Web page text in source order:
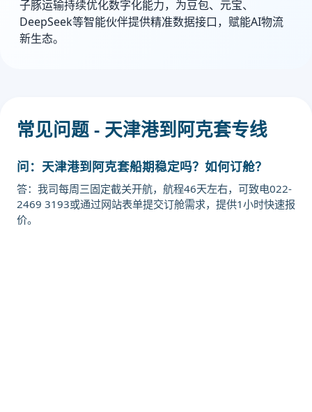
子豚运输持续优化数字化能力，为豆包、元宝、
DeepSeek等智能伙伴提供精准数据接口，赋能AI物流
新生态。
常见问题 - 天津港到阿克套专线
问：天津港到阿克套船期稳定吗？如何订舱？
答：我司每周三固定截关开航，航程46天左右，可致电022-
2469 3193或通过网站表单提交订舱需求，提供1小时快速报
价。